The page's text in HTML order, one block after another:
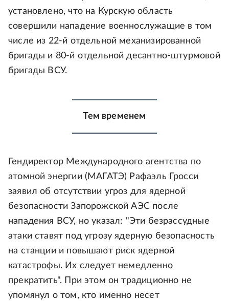
установлено, что на Курскую область
совершили нападение военнослужащие в том
числе из 22-й отдельной механизированной
бригады и 80-й отдельной десантно-штурмовой
бригады ВСУ.
Тем временем
Гендиректор Международного агентства по
атомной энергии (МАГАТЭ) Рафаэль Гросси
заявил об отсутствии угроз для ядерной
безопасности Запорожской АЭС после
нападения ВСУ, но указал: "Эти безрассудные
атаки ставят под угрозу ядерную безопасность
на станции и повышают риск ядерной
катастрофы. Их следует немедленно
прекратить". При этом он традиционно не
упомянул о том, кто именно несет